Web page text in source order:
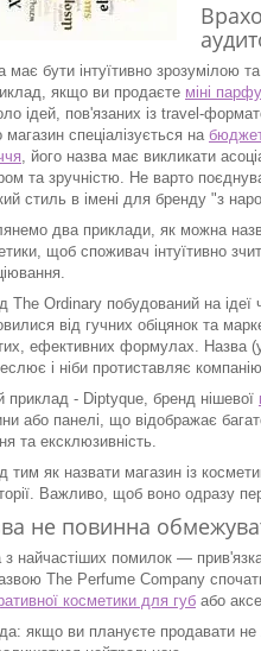
має бути інтуїтивно зрозумілою
якщо ви продаєте міні
ідей, пов'язаних із travel-
спеціалізується на
, його назва має викликати
та зручністю. Не варто
стиль в імені для бренду "з
два приклади, як можна
щоб споживач інтуїтивно
The Ordinary побудований на ідеї
від гучних обіцянок та
ефективних формулах. Назва
і ніби протиставляє
приклад - Diptyque, бренд нішевої
або панелі, що відображає
та ексклюзивність.
тим як назвати магазин із
Важливо, щоб воно одразу
не повинна
найчастіших помилок —
The Perfume Company
косметики для губ або
якщо ви плануєте продавати